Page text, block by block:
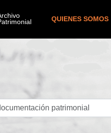
QUIENES SOMOS